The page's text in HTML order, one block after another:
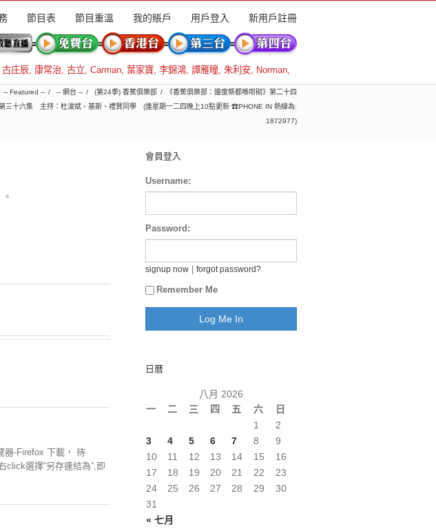
節目表 節目重溫 我的賬戶 用戶登入 新用戶註冊
古庄辰, 康常治, 古立, Carman, 葉家寶, 李錦鴻, 譚雁瞳, 朱利安, Norman,
-- Featured -- -- 網台 -- (第24季) 香蕉俱樂部
《香蕉俱樂部：邊度祭都喺咁砌》第二十四
三十六集 主持：杜浚斌、基斯、禮賢同學 (逢星期一二四晚上10點更新 ☎PHONE IN 熱線為:
1872977)
。
器-Firefox 下載， 待
click選擇“另存連結為”,即
會員登入
Username:
Password:
signup now forgot password?
Remember Me
日曆
八月 2026
一
二 三 四 五 六 日
« 七月
1
2
3
4 5 6 7 8
9
10
11 12 13 14 15
16
17
18 19 20 21 22
23
24
25 26 27 28 29
30
31